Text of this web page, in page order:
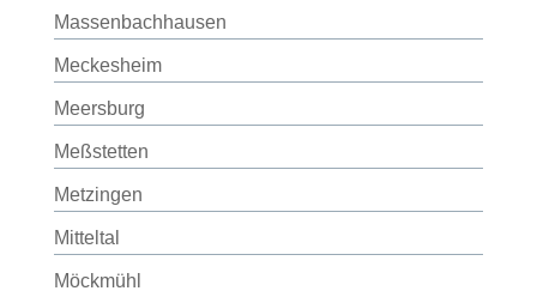
Massenbachhausen
Meckesheim
Meersburg
Meßstetten
Metzingen
Mitteltal
Möckmühl